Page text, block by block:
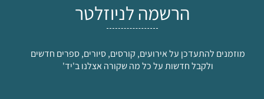
הרשמה לניוזלטר
מוזמנים להתעדכן על אירועים, קורסים, סיורים, ספרים חדשים
ולקבל חדשות על כל מה שקורה אצלנו ב'יד'